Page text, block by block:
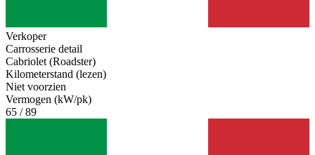
Verkoper
Carrosserie detail
Cabriolet (Roadster)
Kilometerstand (lezen)
Niet voorzien
Vermogen (kW/pk)
65 / 89